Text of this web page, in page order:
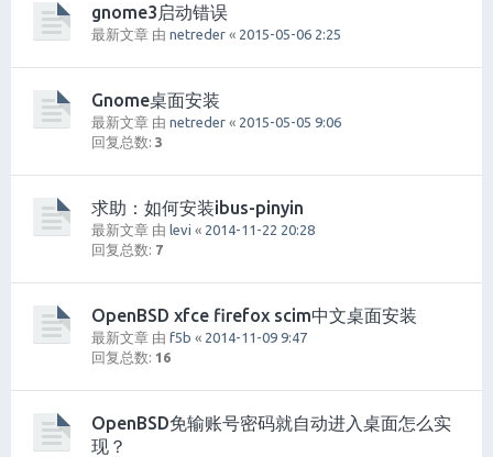
gnome3启动错误
最新文章 由 netreder « 2015-05-06 2:25
Gnome桌面安装
最新文章 由 netreder « 2015-05-05 9:06
回复总数: 3
求助：如何安装ibus-pinyin
最新文章 由 levi « 2014-11-22 20:28
回复总数: 7
OpenBSD xfce firefox scim中文桌面安装
最新文章 由 f5b « 2014-11-09 9:47
回复总数: 16
OpenBSD免输账号密码就自动进入桌面怎么实
现？